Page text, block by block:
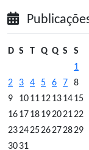
D S T Q Q S
S
1
2
3 4 5 6 7
8
9
101112131415
16171819202122
23242526272829
3031